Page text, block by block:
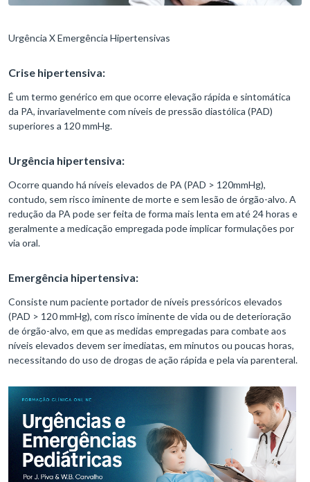
Urgência X Emergência Hipertensivas
Crise hipertensiva:
É um termo genérico em que ocorre elevação rápida e sintomática
da PA, invariavelmente com níveis de pressão diastólica (PAD)
superiores a 120 mmHg.
Urgência hipertensiva:
Ocorre quando há níveis elevados de PA (PAD > 120mmHg),
contudo, sem risco iminente de morte e sem lesão de órgão-alvo. A
redução da PA pode ser feita de forma mais lenta em até 24 horas e
geralmente a medicação empregada pode implicar formulações por
via oral.
Emergência hipertensiva:
Consiste num paciente portador de níveis pressóricos elevados
(PAD > 120 mmHg), com risco iminente de vida ou de deterioração
de órgão-alvo, em que as medidas empregadas para combate aos
níveis elevados devem ser imediatas, em minutos ou poucas horas,
necessitando do uso de drogas de ação rápida e pela via parenteral.